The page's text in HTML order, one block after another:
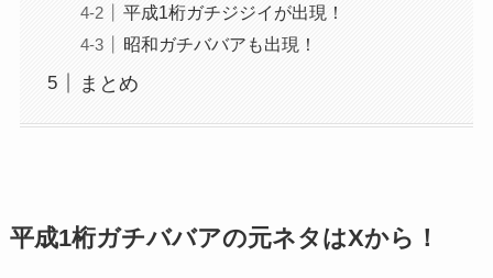
平成1桁ガチジジイが出現！
昭和ガチババアも出現！
まとめ
平成1桁ガチババアの元ネタはXから！